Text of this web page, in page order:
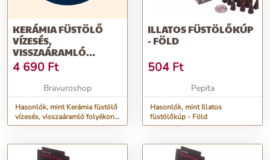
KERÁMIA FÜSTÖLŐ
VÍZESÉS,
VISSZAÁRAMLÓ
FOLYÉKONY FÜSTTEL,
FÜSTÖLŐKÚP TARTÓ +
55 DB FÜSTÖLŐKÚP
4 690 Ft
Bravuroshop
Hasonlók, mint Kerámia füstölő
vízesés, visszaáramló folyékony
füsttel, füstölőkúp tartó + 55 db
ILLATOS FÜSTÖLŐKÚP
- FÖLD
504 Ft
Pepita
Hasonlók, mint Illatos
füstölőkúp - Föld